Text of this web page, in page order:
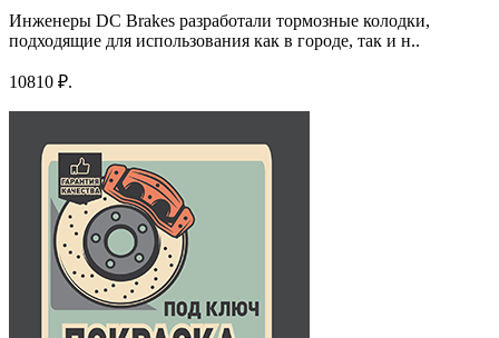
Инженеры DC Brakes разработали тормозные колодки,
подходящие для использования как в городе, так и н..
10810 ₽.